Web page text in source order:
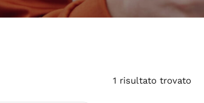
1 risultato trovato